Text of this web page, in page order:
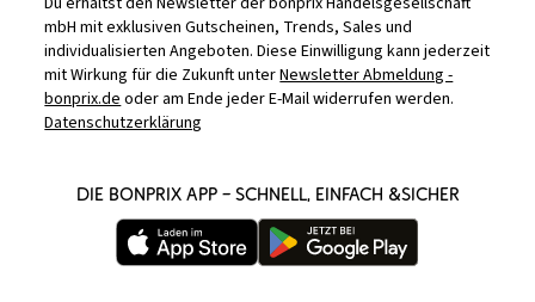
mbH mit exklusiven Gutscheinen, Trends, Sales und
individualisierten Angeboten. Diese Einwilligung kann jederzeit
mit Wirkung für die Zukunft unterNewsletter Abmeldung -
bonprix.deoder am Ende jeder E-Mail widerrufen werden.
Datenschutzerklärung
DIE BONPRIX APP – SCHNELL, EINFACH &SICHER